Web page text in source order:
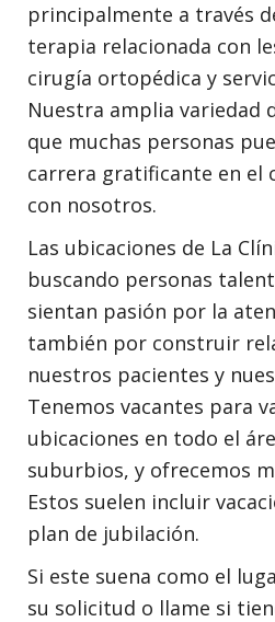
principalmente a través
terapia relacionada con
cirugía ortopédica y
Nuestra amplia variedad
que muchas personas
carrera gratificante en el
con nosotros.
Las ubicaciones de La
buscando personas
sientan pasión por la
también por construir
nuestros pacientes y
Tenemos vacantes para
ubicaciones en todo el
suburbios, y ofrecemos
Estos suelen incluir
plan de jubilación.
Si este suena como el
su solicitud o llame si